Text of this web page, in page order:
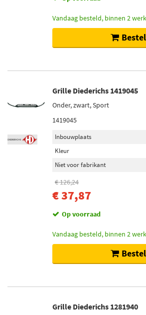
Vandaag besteld, binnen 2
Grille Diederichs 1419045
Onder, zwart, Sport
1419045
Inbouwplaats
Kleur
Niet voor fabrikant
€ 126,24
€ 37,87
Op voorraad
Vandaag besteld, binnen 2
Grille Diederichs 1281940